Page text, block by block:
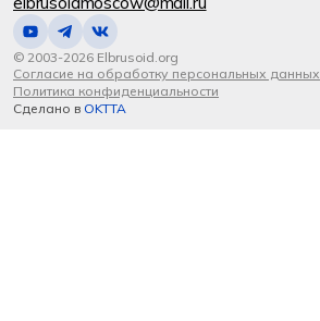
© 2003-2026 Elbrusoid.org
Согласие на обработку персональных данных
Политика конфиденциальности
Сделано в OKTTA